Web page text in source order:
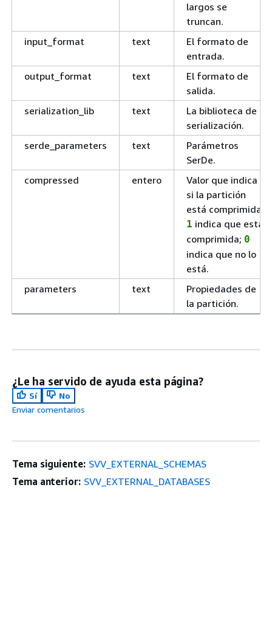
largos se
truncan.
input_format
text
El formato de
entrada.
output_format
text
El formato de
salida.
serialization_lib
text
La biblioteca de
serialización.
serde_parameters
text
Parámetros
SerDe.
compressed
entero
Valor que indica
si la partición
está comprimida:
1 indica que está
comprimida; 0
indica que no lo
está.
parameters
text
Propiedades de
la partición.
¿Le ha servido de ayuda esta página?
Sí
No
Enviar comentarios
Tema siguiente: SVV_EXTERNAL_SCHEMAS
Tema anterior: SVV_EXTERNAL_DATABASES